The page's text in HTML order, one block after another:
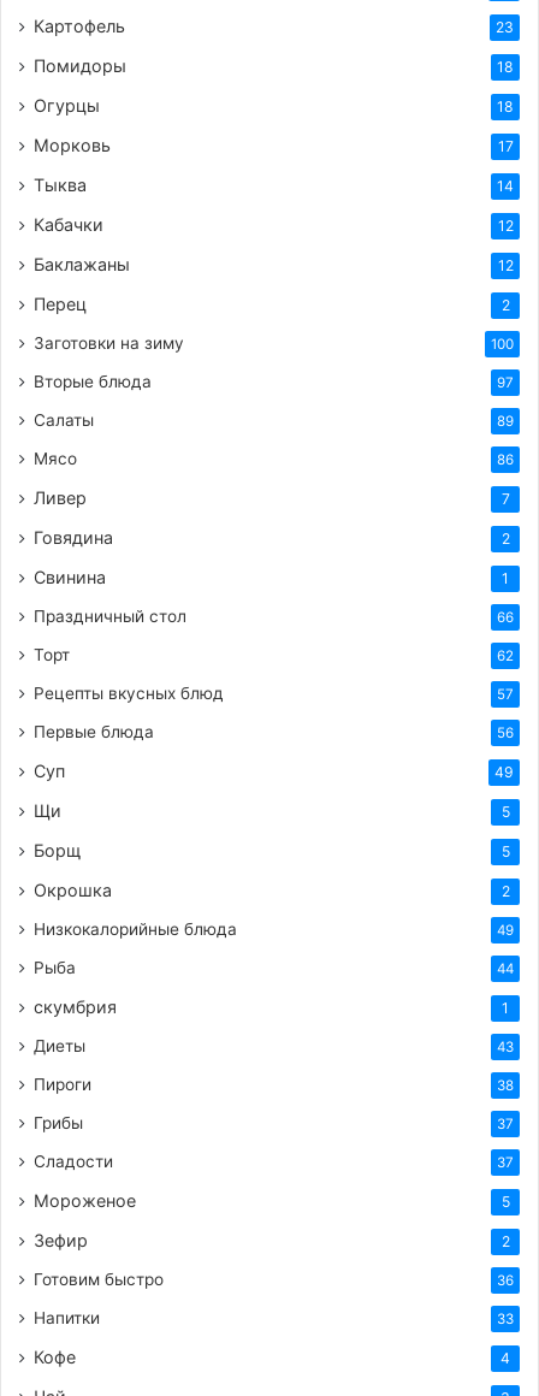
Картофель 23
Помидоры 18
Огурцы 18
Морковь 17
Тыква 14
Кабачки 12
Баклажаны 12
Перец 2
Заготовки на зиму 100
Вторые блюда 97
Салаты 89
Мясо 86
Ливер 7
Говядина 2
Свинина 1
Праздничный стол 66
Торт 62
Рецепты вкусных блюд 57
Первые блюда 56
Суп 49
Щи 5
Борщ 5
Окрошка 2
Низкокалорийные блюда 49
Рыба 44
скумбрия 1
Диеты 43
Пироги 38
Грибы 37
Сладости 37
Мороженое 5
Зефир 2
Готовим быстро 36
Напитки 33
Кофе 4